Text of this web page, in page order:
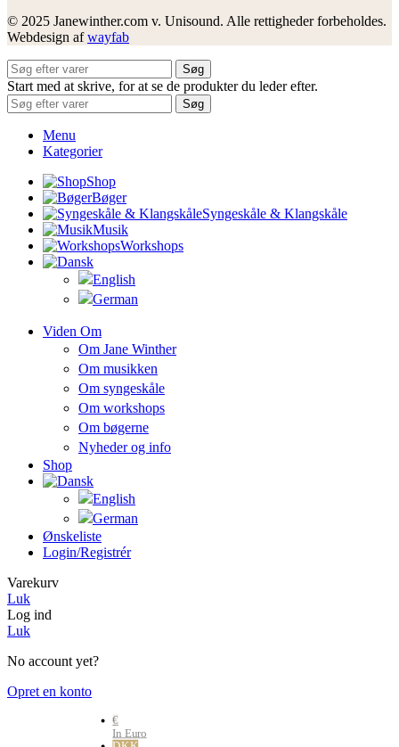
© 2025 Janewinther.com v. Unisound. Alle rettigheder forbeholdes.
Webdesign afwayfab
Søg
Start med at skrive, for at se de produkter du leder efter.
Søg
Menu
Kategorier
Shop
Bøger
Syngeskåle & Klangskåle
Musik
Workshops
Viden Om
Om Jane Winther
Om musikken
Om syngeskåle
Om workshops
Om bøgerne
Nyheder og info
Shop
Ønskeliste
Login/registrér
Varekurv
Luk
Log ind
Luk
No account yet?
Opret en konto
€
In Euro